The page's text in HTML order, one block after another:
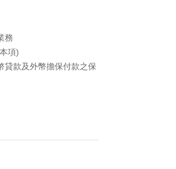
務
項)
貸款及外幣擔保付款之保